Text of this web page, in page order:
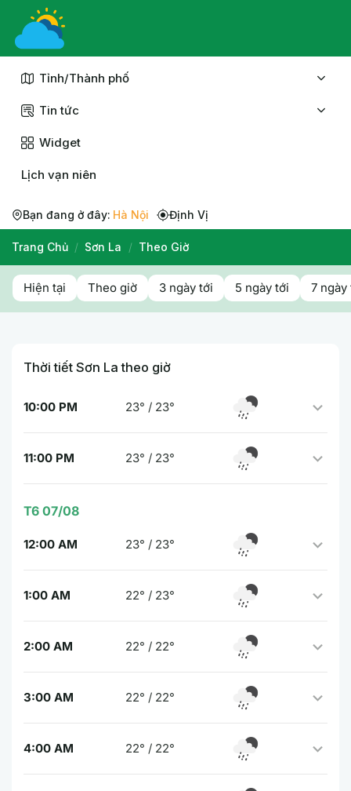
Chuyển
nội
Tỉnh/Thành phố
Tin tức
Widget
Lịch vạn niên
Bạn đang ở đây: Hà Nội Định Vị
Trang Chủ / Sơn La / Theo Giờ
Hiện tại Theo giờ 3 ngày tới 5 ngày tới 7 ngày
Thời tiết Sơn La theo giờ
10:00 PM 23° / 23°
11:00 PM 23° / 23°
T6 07/08
12:00 AM 23° / 23°
1:00 AM 22° / 23°
2:00 AM 22° / 22°
3:00 AM 22° / 22°
4:00 AM 22° / 22°